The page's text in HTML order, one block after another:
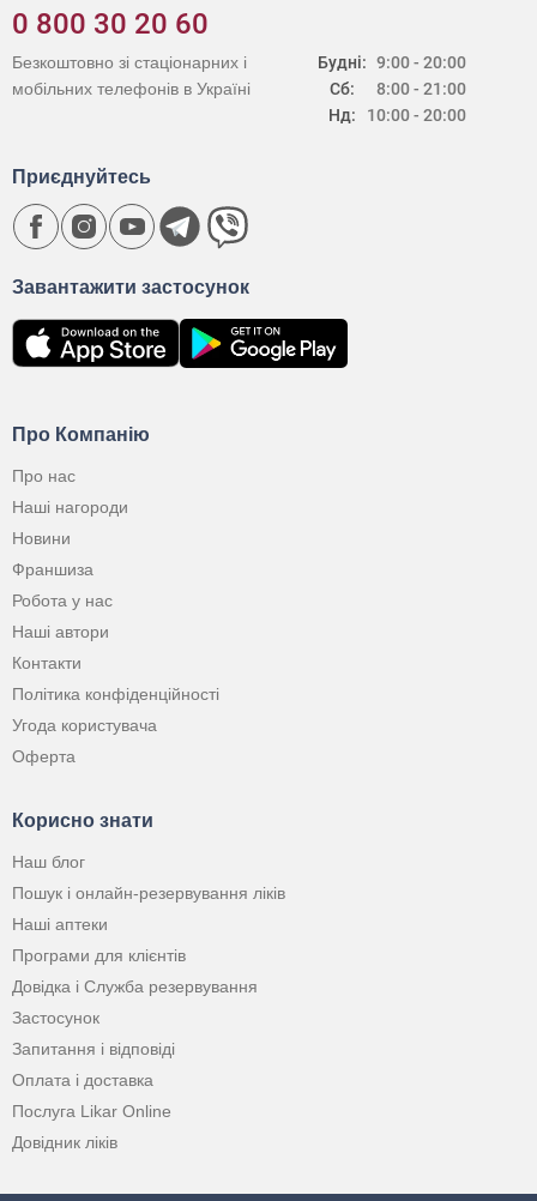
0 800 30 20 60
Будні:
Сб:
Нд:
9:00 - 20:00
8:00 - 21:00
10:00 - 20:00
Безкоштовно зі стаціонарних і
мобільних телефонів в Україні
Про Компанію
Про нас
Наші нагороди
Новини
Франшиза
Робота у нас
Наші автори
Контакти
Політика конфіденційності
Угода користувача
Оферта
Корисно знати
Наш блог
Пошук і онлайн-резервування ліків
Наші аптеки
Програми для клієнтів
Довідка і Служба резервування
Застосунок
Запитання і відповіді
Оплата і доставка
Послуга Likar Online
Довідник ліків
Завантажити застосунок
Приєднуйтесь